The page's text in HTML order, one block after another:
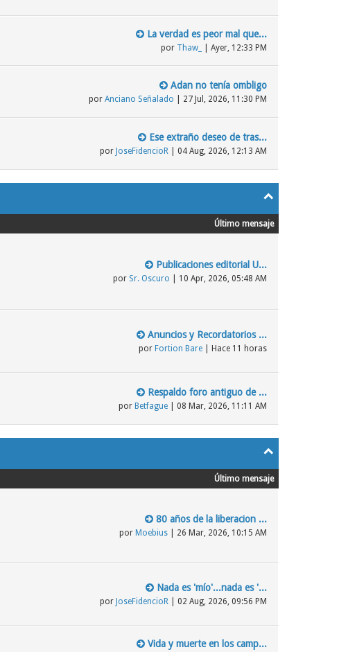
La verdad es peor mal que...
por Thaw_ |Ayer, 12:33 PM
Adan no tenía ombligo
porAnciano Señalado | 27 Jul, 2026, 11:30 PM
Ese extraño deseo de tras...
porJoseFidencioR | 04 Aug, 2026, 12:13 AM
Último mensaje
Publicaciones editorial U...
por Sr. Oscuro | 10 Apr, 2026, 05:48 AM
Anuncios y Recordatorios ...
porFortion Bare | Hace 11 horas
Respaldo foro antiguo de ...
porBetfague | 08 Mar, 2026, 11:11 AM
Último mensaje
80 años de la liberacion ...
porMoebius | 26 Mar, 2026, 10:15 AM
Nada es 'mío'...nada es '...
porJoseFidencioR | 02 Aug, 2026, 09:56 PM
Vida y muerte en los camp...